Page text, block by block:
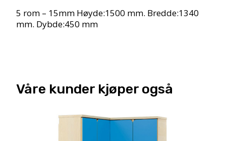
5 rom – 15mm Høyde:1500 mm. Bredde:1340
mm. Dybde:450 mm
Våre kunder kjøper også